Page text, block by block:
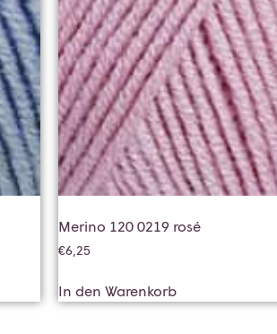
Merino 120 0219 rosé
€6,25
In den Warenkorb